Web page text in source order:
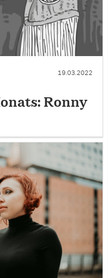
19.03.2022
Ronny